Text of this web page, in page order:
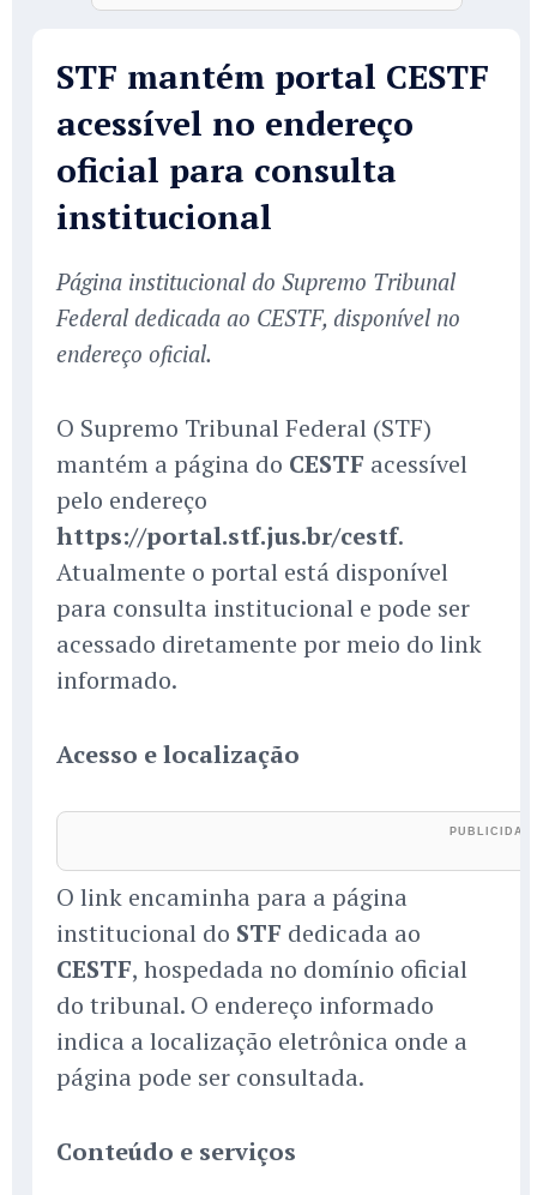
STF mantém portal CESTF
acessível no endereço
oficial para consulta
institucional
Página institucional do Supremo Tribunal
Federal dedicada ao CESTF, disponível no
endereço oficial.
O Supremo Tribunal Federal (STF)
mantém a página do CESTF acessível
pelo endereço
https://portal.stf.jus.br/cestf.
Atualmente o portal está disponível
para consulta institucional e pode ser
acessado diretamente por meio do link
informado.
Acesso e localização
O link encaminha para a página
institucional do STF dedicada ao
CESTF, hospedada no domínio oficial
do tribunal. O endereço informado
indica a localização eletrônica onde a
página pode ser consultada.
Conteúdo e serviços